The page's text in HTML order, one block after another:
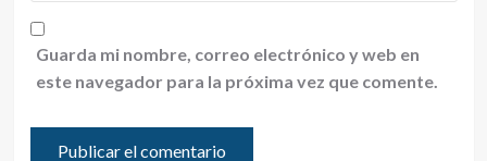
Guarda mi nombre, correo electrónico y web en
este navegador para la próxima vez que comente.